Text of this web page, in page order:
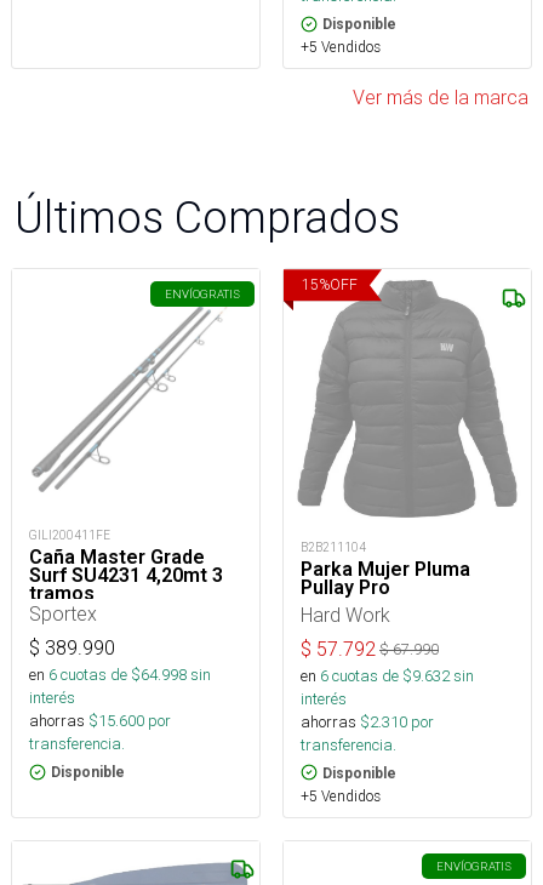
Disponible
+5 Vendidos
Ver más de la marca
Últimos Comprados
ENVÍOGRATIS
GILI200411FE
Caña Master Grade
Surf SU4231 4,20mt 3
tramos
Sportex
$ 389.990
en 6cuotas de $64.998sin
interés
ahorras $15.600 por
transferencia.
Disponible
15%OFF
B2B211104
Parka Mujer Pluma
Pullay Pro
Hard Work
$ 57.792 $67.990
en 6cuotas de $9.632sin
interés
ahorras $2.310 por
transferencia.
Disponible
+5 Vendidos
ENVÍOGRATIS